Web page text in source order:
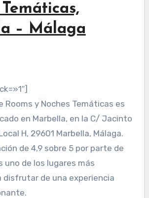
– Málaga
en Marbella, en la C/ Jacinto
H, 29601 Marbella, Málaga.
de 4,9 sobre 5 por parte de
uno de los lugares más
disfrutar de una experiencia